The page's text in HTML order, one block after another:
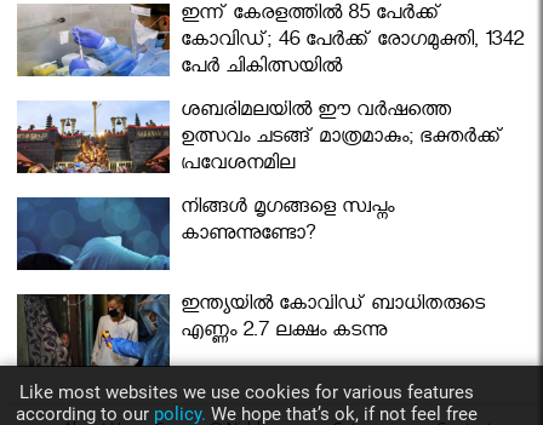
ഇന്ന് കേരളത്തിൽ 85 പേർക്ക്
കോവിഡ്; 46 പേർക്ക് രോഗമുക്തി, 1342
പേർ ചികിത്സയിൽ
ശബരിമലയില്‍ ഈ വർഷത്തെ
ഉത്സവം ചടങ്ങ് മാത്രമാകും; ഭക്തർക്ക്
പ്രവേശനമില്ല
നിങ്ങള്‍ മൃഗങ്ങളെ സ്വപ്നം
കാണുന്നുണ്ടോ?
ഇന്ത്യയിൽ കോവിഡ് ബാധിതരുടെ
എണ്ണം 2.7 ലക്ഷം കടന്നു
Like most websites we use cookies for various features
according to our policy. We hope that’s ok, if not feel free